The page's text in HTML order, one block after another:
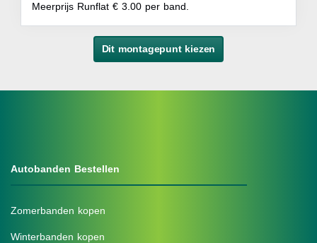
Meerprijs Runflat € 3.00 per band.
Dit montagepunt kiezen
Autobanden Bestellen
Zomerbanden kopen
Winterbanden kopen